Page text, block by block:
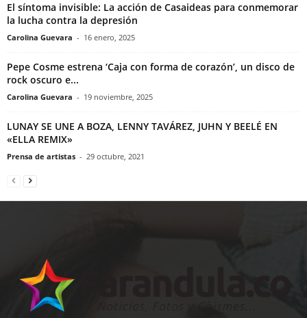
El síntoma invisible: La acción de Casaideas para conmemorar
la lucha contra la depresión
Carolina Guevara - 16 enero, 2025
Pepe Cosme estrena ‘Caja con forma de corazón’, un disco de
rock oscuro e...
Carolina Guevara - 19 noviembre, 2025
LUNAY SE UNE A BOZA, LENNY TAVÁREZ, JUHN Y BEELÉ EN
«ELLA REMIX»
Prensa de artistas - 29 octubre, 2021